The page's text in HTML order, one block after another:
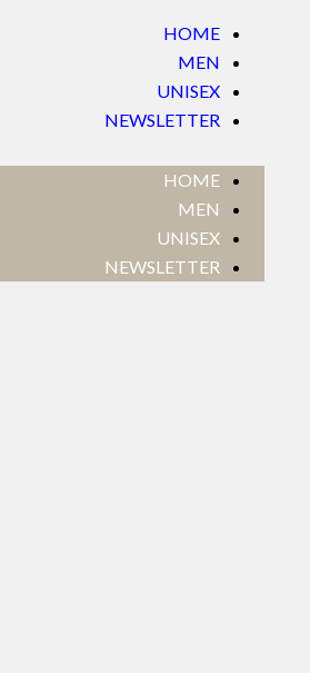
HOME
MEN
UNISEX
NEWSLETTER
HOME
MEN
UNISEX
NEWSLETTER